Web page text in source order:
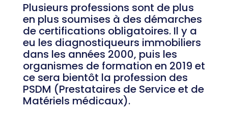
Plusieurs professions sont de plus
en plus soumises à des démarches
de certifications obligatoires. Il y a
eu les diagnostiqueurs immobiliers
dans les années 2000, puis les
organismes de formation en 2019 et
ce sera bientôt la profession des
PSDM (Prestataires de Service et de
Matériels médicaux).